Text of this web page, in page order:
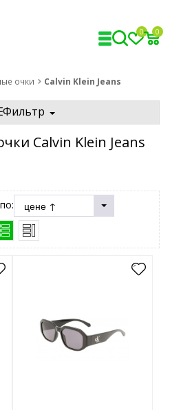
0 0
очки Calvin Klein Jeans
Фильтр
Calvin Klein Jeans